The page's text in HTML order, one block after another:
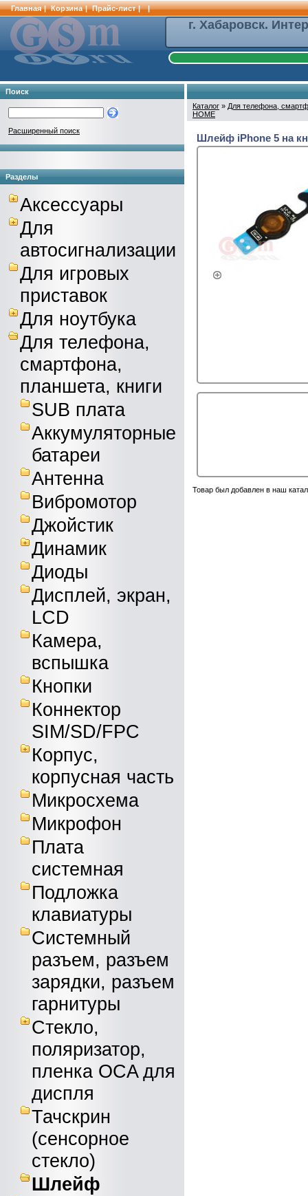
Главная | Корзина | Прайс-лист | |
г. Хабаровск.
Поиск
Расширенный поиск
Разделы
Аксессуары
Для
автосигнализации
Для игровых
приставок
Для ноутбука
Для телефона,
смартфона,
планшета, книги
SUB плата
Аккумуляторные
батареи
Антенна
Вибромотор
Джойстик
Динамик
Диоды
Дисплей, экран,
LCD
Камера,
вспышка
Кнопки
Коннектор
SIM/SD/FPC
Корпус,
корпусная часть
Микросхема
Микрофон
Плата
системная
Подложка
клавиатуры
Системный
разъем, разъем
зарядки, разъем
гарнитуры
Стекло,
поляризатор,
пленка OCA для
диспля
Тачскрин
(сенсорное
стекло)
Шлейф
Каталог » Для телефона,
HOME
Шлейф iPhone 5 на
Товар был добавлен в наш